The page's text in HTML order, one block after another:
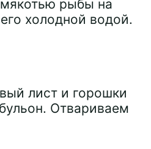
рыбы на
холодной водой.
лист и горошки
Отвариваем